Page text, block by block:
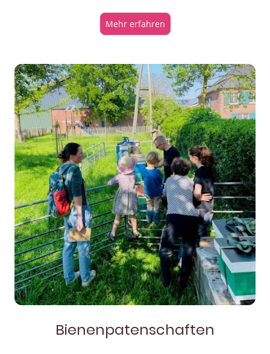
Mehr erfahren
Bienenpatenschaften